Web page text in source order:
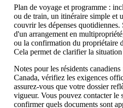
Plan de voyage et programme :
ou de train, un itinéraire simple et
couvrir les dépenses
d'un arrangement en
ou la confirmation du propriétaire
Cela permet de clarifier la
Notes pour les résidents
Canada, vérifiez les exigences
assurez-vous que votre dossier
vigueur. Vous pouvez contacter le
confirmer quels documents sont